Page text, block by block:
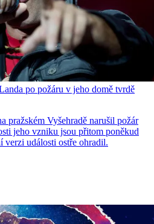
po požáru v jeho domě tvrdě
pražském Vyšehradě narušil požár
jeho vzniku jsou přitom poněkud
verzi události ostře ohradil.